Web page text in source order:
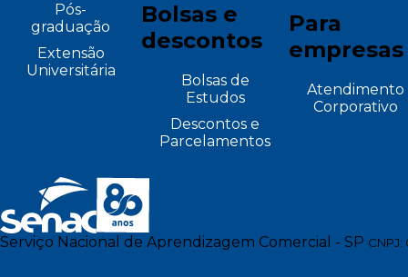
Pós-
graduação
Extensão
Universitária
Bolsas e
descontos
Bolsas de
Estudos
Descontos e
Parcelamentos
Para
empresas
Atendimento
Corporativo
Serviço Nacional de Aprendizagem Comercial - SP